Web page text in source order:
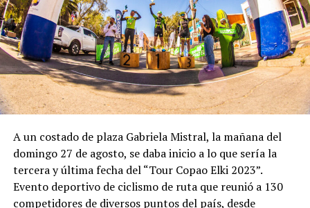
A un costado de plaza Gabriela Mistral, la mañana del
domingo 27 de agosto, se daba inicio a lo que sería la
tercera y última fecha del “Tour Copao Elki 2023”.
Evento deportivo de ciclismo de ruta que reunió a 130
competidores de diversos puntos del país, desde